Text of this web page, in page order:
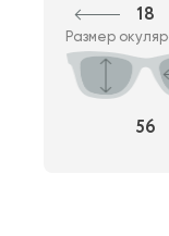
18
Размер
56